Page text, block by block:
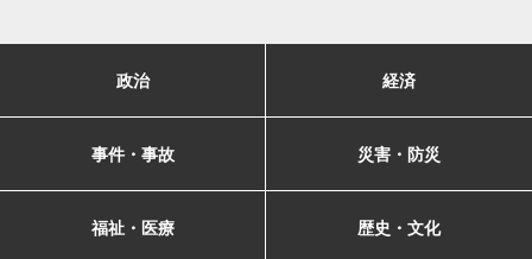
政治 経済
事件・事故 災害・防災
福祉・医療 歴史・文化